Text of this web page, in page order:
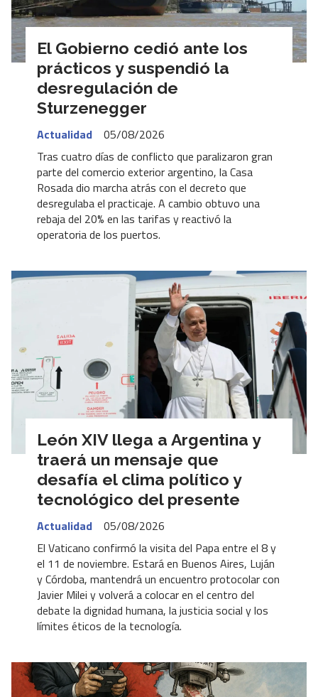
El Gobierno cedió ante los
prácticos y suspendió la
desregulación de
Sturzenegger
Actualidad
05/08/2026
Tras cuatro días de conflicto que paralizaron gran
parte del comercio exterior argentino, la Casa
Rosada dio marcha atrás con el decreto que
desregulaba el practicaje. A cambio obtuvo una
rebaja del 20% en las tarifas y reactivó la
operatoria de los puertos.
León XIV llega a Argentina y
traerá un mensaje que
desafía el clima político y
tecnológico del presente
Actualidad
05/08/2026
El Vaticano confirmó la visita del Papa entre el 8 y
el 11 de noviembre. Estará en Buenos Aires, Luján
y Córdoba, mantendrá un encuentro protocolar con
Javier Milei y volverá a colocar en el centro del
debate la dignidad humana, la justicia social y los
límites éticos de la tecnología.